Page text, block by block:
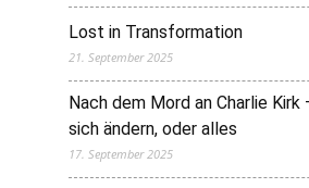
Lost in Transformation
21. September 2025
Nach dem Mord an Charlie
sich ändern, oder alles
17. September 2025